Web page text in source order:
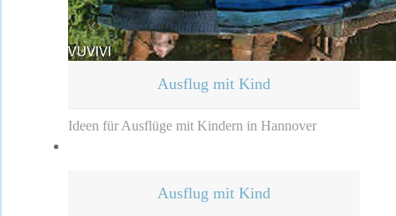
Ausflug mit Kind
Ideen für Ausflüge mit Kindern in Hannover
Ausflug mit Kind